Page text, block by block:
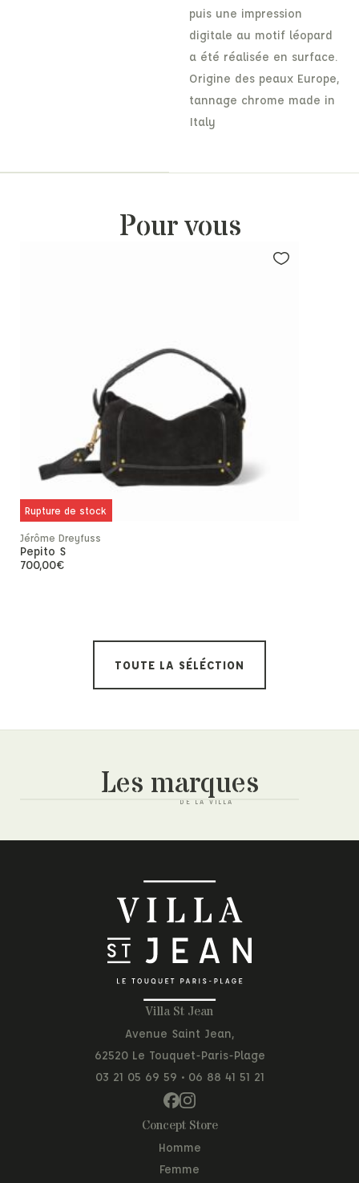
puis une impression
digitale au motif léopard
a été réalisée en surface.
Origine des peaux Europe,
tannage chrome made in
Italy
Pour vous
Rupture de stock
Jérôme Dreyfuss
Pepito S
700,00€
TOUTE LA SÉLÉCTION
Les marques
Villa St Jean
Avenue Saint Jean,
62520 Le Touquet-Paris-Plage
03 21 05 69 59 • 06 88 41 51 21
Concept Store
Homme
Femme